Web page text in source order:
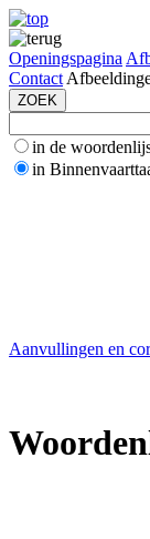
Openingspagina
Contact
in de
in
Aanvullingen en